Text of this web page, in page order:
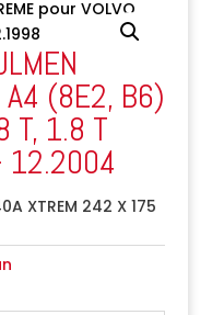
A4 (8E2, B6)
T, 1.8 T
XTREM 242 X 175